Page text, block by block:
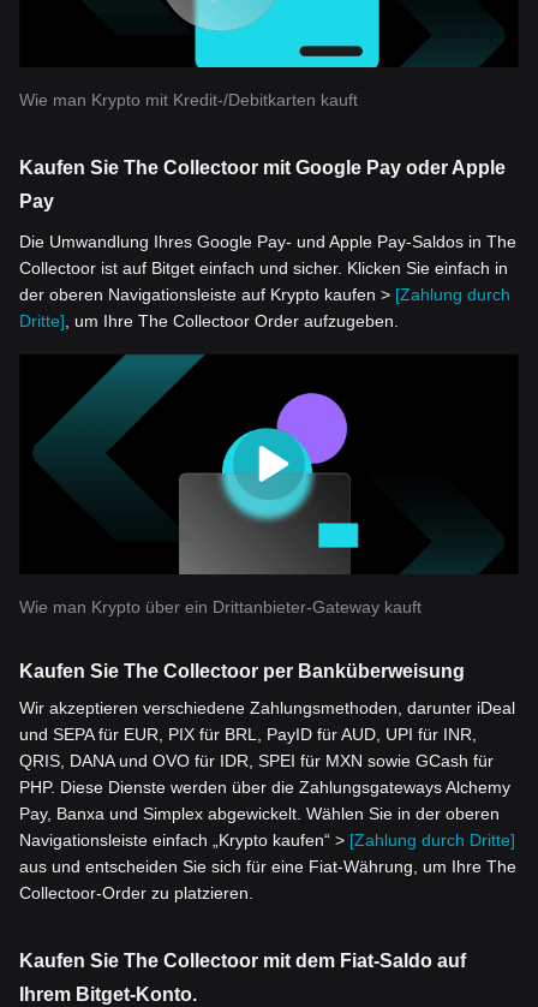
Wie man Krypto mit Kredit-/Debitkarten kauft
Kaufen Sie The Collectoor mit Google Pay oder Apple
Pay
Die Umwandlung Ihres Google Pay- und Apple Pay-Saldos in The
Collectoor ist auf Bitget einfach und sicher. Klicken Sie einfach in
der oberen Navigationsleiste auf Krypto kaufen > [Zahlung durch
Dritte], um Ihre The Collectoor Order aufzugeben.
Wie man Krypto über ein Drittanbieter-Gateway kauft
Kaufen Sie The Collectoor per Banküberweisung
Wir akzeptieren verschiedene Zahlungsmethoden, darunter iDeal
und SEPA für EUR, PIX für BRL, PayID für AUD, UPI für INR,
QRIS, DANA und OVO für IDR, SPEI für MXN sowie GCash für
PHP. Diese Dienste werden über die Zahlungsgateways Alchemy
Pay, Banxa und Simplex abgewickelt. Wählen Sie in der oberen
Navigationsleiste einfach „Krypto kaufen“ > [Zahlung durch Dritte]
aus und entscheiden Sie sich für eine Fiat-Währung, um Ihre The
Collectoor-Order zu platzieren.
Kaufen Sie The Collectoor mit dem Fiat-Saldo auf
Ihrem Bitget-Konto.